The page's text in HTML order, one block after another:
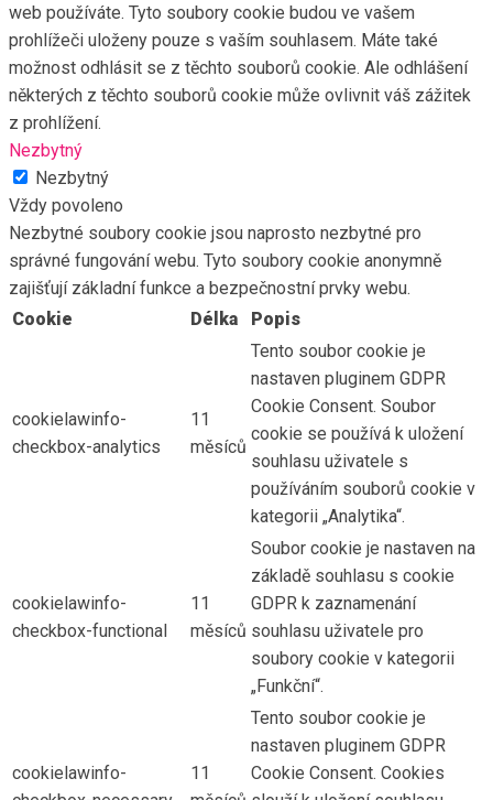
web používáte. Tyto soubory cookie budou ve vašem
prohlížeči uloženy pouze s vaším souhlasem. Máte také
možnost odhlásit se z těchto souborů cookie. Ale odhlášení
některých z těchto souborů cookie může ovlivnit váš zážitek
z prohlížení.
Nezbytný
Nezbytný
Vždy povoleno
Nezbytné soubory cookie jsou naprosto nezbytné pro
správné fungování webu. Tyto soubory cookie anonymně
zajišťují základní funkce a bezpečnostní prvky webu.
Cookie
Délka Popis
cookielawinfo-
checkbox-analytics
11
měsíců
Tento soubor cookie je
nastaven pluginem GDPR
Cookie Consent. Soubor
cookie se používá k uložení
souhlasu uživatele s
používáním souborů cookie v
kategorii „Analytika“.
cookielawinfo-
checkbox-functional
11
měsíců
Soubor cookie je nastaven na
základě souhlasu s cookie
GDPR k zaznamenání
souhlasu uživatele pro
soubory cookie v kategorii
„Funkční“.
cookielawinfo-
11
Tento soubor cookie je
nastaven pluginem GDPR
Cookie Consent. Cookies